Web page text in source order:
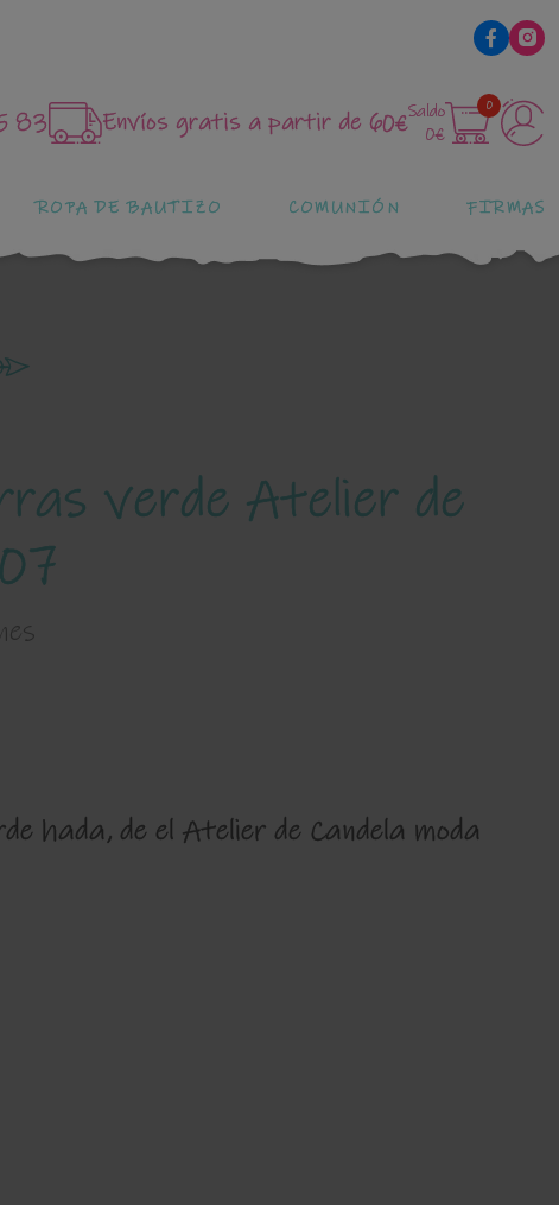
83 Envíos gratis a partir de 60€Saldo
0€
0
ROPA DE BAUTIZO COMUNIÓN FIRMAS
verde Atelier de
hada, de el Atelier de Candela moda